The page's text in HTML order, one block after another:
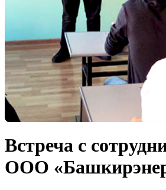
Встреча с
ООО